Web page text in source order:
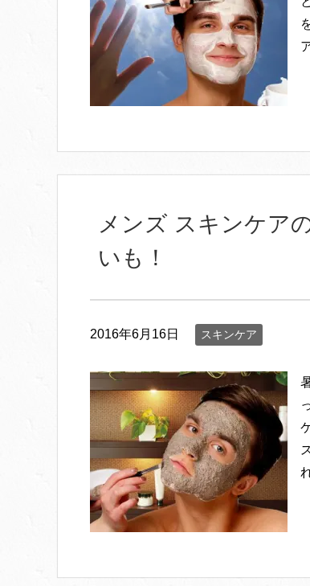
メンズ スキンケア
いも！
2016年6月16日 スキンケア